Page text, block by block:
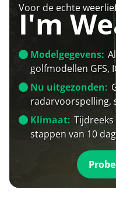
Voor de echte
I'm
Modelgegevens:
golfmodellen GFS,
Nu uitgezonden:
radarvoorspelling,
Klimaat:
stappen van 10